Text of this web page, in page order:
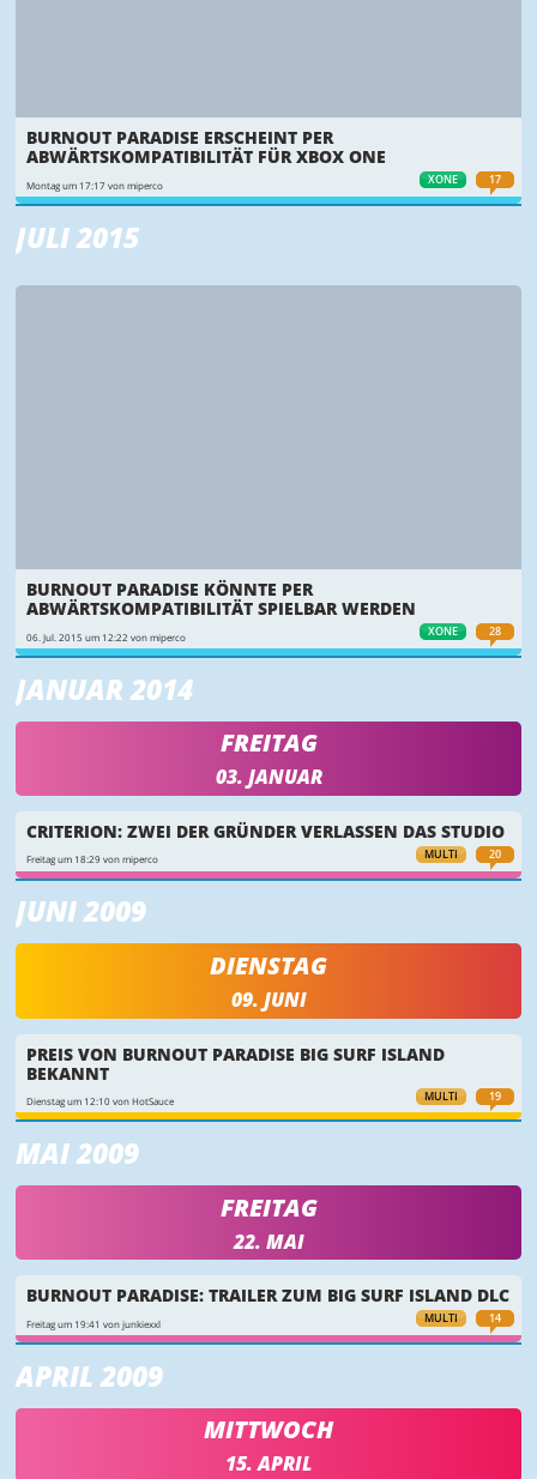
XONE 17
BURNOUT PARADISE ERSCHEINT PER
ABWÄRTSKOMPATIBILITÄT FÜR XBOX ONE
Montag um 17:17 von miperco
JULI 2015
XONE 28
BURNOUT PARADISE KÖNNTE PER
ABWÄRTSKOMPATIBILITÄT SPIELBAR WERDEN
06. Jul. 2015 um 12:22 von miperco
JANUAR 2014
FREITAG
03. JANUAR
MULTI 20
CRITERION: ZWEI DER GRÜNDER VERLASSEN DAS STUDIO
Freitag um 18:29 von miperco
JUNI 2009
DIENSTAG
09. JUNI
MULTI 19
PREIS VON BURNOUT PARADISE BIG SURF ISLAND
BEKANNT
Dienstag um 12:10 von HotSauce
MAI 2009
FREITAG
22. MAI
MULTI 14
BURNOUT PARADISE: TRAILER ZUM BIG SURF ISLAND DLC
Freitag um 19:41 von junkiexxl
APRIL 2009
MITTWOCH
15. APRIL